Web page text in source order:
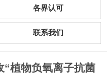
各界认可
联系我们
“植物负氧离子抗菌